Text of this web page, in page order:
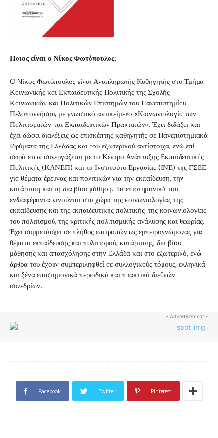
Ποιος είναι ο Νίκος Φωτόπουλος:
O Nίκος Φωτόπουλος είναι Αναπληρωτής Καθηγητής στο Τμήμα
Κοινωνικής και Εκπαιδευτικής Πολιτικής της Σχολής
Κοινωνικών και Πολιτικών Επιστημών του Πανεπιστημίου
Πελοποννήσου, με γνωστικό αντικείμενο «Κοινωνιολογία των
Πολιτισμικών και Εκπαιδευτικών Πρακτικών». Έχει διδάξει και
έχει δώσει διαλέξεις ως επισκέπτης καθηγητής σε Πανεπιστημιακά
Ιδρύματα της Ελλάδας και του εξωτερικού αντίστοιχα, ενώ επί
σειρά ετών συνεργάζεται με το Κέντρο Ανάπτυξης Εκπαιδευτικής
Πολιτικής (ΚΑΝΕΠ) και το Ινστιτούτο Εργασίας (ΙΝΕ) της ΓΣΕΕ
για θέματα έρευνας και πολιτικών για την εκπαίδευση, την
κατάρτιση και τη δια βίου μάθηση. Τα επιστημονικά του
ενδιαφέροντα κινούνται στο χώρο της κοινωνιολογίας της
εκπαίδευσης και της εκπαιδευτικής πολιτικής, της κοινωνιολογίας
του πολιτισμού, της κριτικής πολιτισμικής ανάλυσης και θεωρίας.
Έχει συμμετάσχει σε πλήθος επιτροπών ως εμπειρογνώμονας για
θέματα εκπαίδευσης και πολιτισμού, κατάρτισης, δια βίου
μάθησης και απασχόλησης στην Ελλάδα και στο εξωτερικό, ενώ
άρθρα του έχουν συμπεριληφθεί σε συλλογικούς τόμους, ελληνικά
και ξένα επιστημονικά περιοδικά και πρακτικά διεθνών
συνεδρίων.
- Advertisement -
Facebook Twitter Pinterest